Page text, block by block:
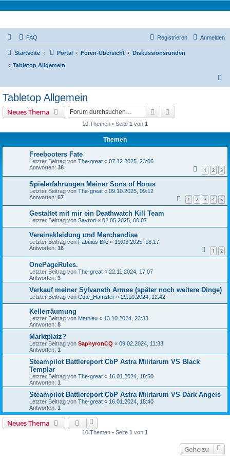
FAQ Anmelden
Registrieren
Startseite Portal Foren-Übersicht
Diskussionsrunden
Tabletop Allgemein
Tabletop Allgemein
Neues Thema Suche
10 Themen • Seite 1 von 1
Themen
Freebooters Fate
Letzter Beitrag von The-great « 07.12.2025, 23:06
Antworten: 38 1 2 3
Spielerfahrungen Meiner Sons of Horus
Letzter Beitrag von The-great « 09.10.2025, 09:12
Antworten: 67 1 2 3 4 5
Gestaltet mit mir ein Deathwatch Kill Team
Letzter Beitrag von Savron « 02.05.2025, 00:07
Vereinskleidung und Merchandise
Letzter Beitrag von Fäbuius Bile « 19.03.2025, 18:17
Antworten: 16 1 2
OnePageRules.
Letzter Beitrag von The-great « 22.11.2024, 17:07
Antworten: 3
Verkauf meiner Sylvaneth Armee (später noch weitere Dinge)
Letzter Beitrag von Cute_Hamster « 29.10.2024, 12:42
Kellerräumung
Letzter Beitrag von Mathieu « 13.10.2024, 23:33
Antworten: 8
Marktplatz?
Letzter Beitrag von SaphyronCQ « 09.02.2024, 11:33
Antworten: 1
Steampilot Battlereport CbP Astra Militarum VS Black
Templar
Letzter Beitrag von The-great « 16.01.2024, 18:50
Antworten: 1
Steampilot Battlereport CbP Astra Militarum VS Dark Angels
Letzter Beitrag von The-great « 16.01.2024, 18:40
Antworten: 1
Neues Thema
10 Themen • Seite 1 von 1
Gehe zu